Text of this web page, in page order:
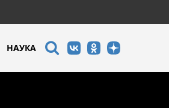
НАУКА